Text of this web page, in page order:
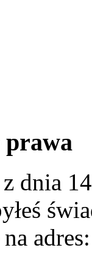
prawa
dnia
na